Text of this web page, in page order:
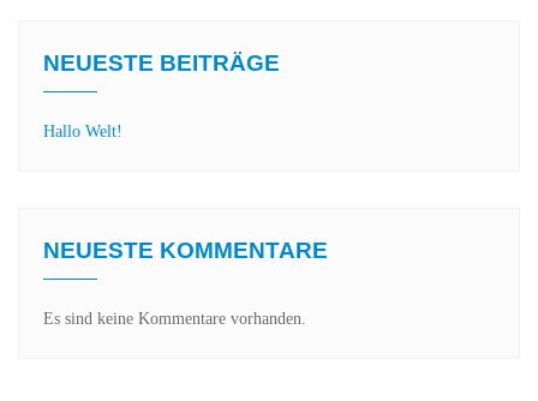
NEUESTE BEITRÄGE
Hallo Welt!
NEUESTE KOMMENTARE
Es sind keine Kommentare vorhanden.